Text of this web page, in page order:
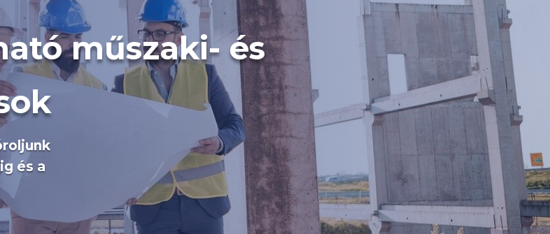
műszaki- és
és a